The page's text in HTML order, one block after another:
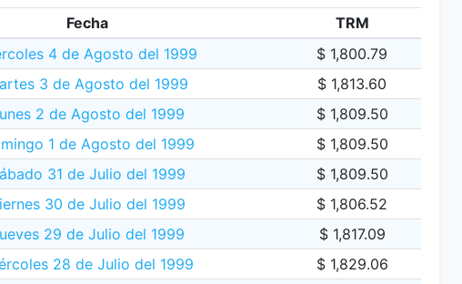
Fecha
TRM
4 de Agosto del 1999
$ 1,800.79
3 de Agosto del 1999
$ 1,813.60
2 de Agosto del 1999
$ 1,809.50
1 de Agosto del 1999
$ 1,809.50
31 de Julio del 1999
$ 1,809.50
30 de Julio del 1999
$ 1,806.52
29 de Julio del 1999
$ 1,817.09
28 de Julio del 1999
$ 1,829.06